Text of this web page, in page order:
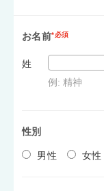
お名前*必須
姓
例: 精神
性別
男性 女性